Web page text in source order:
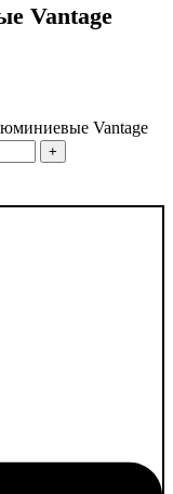
Vantage
Vantage